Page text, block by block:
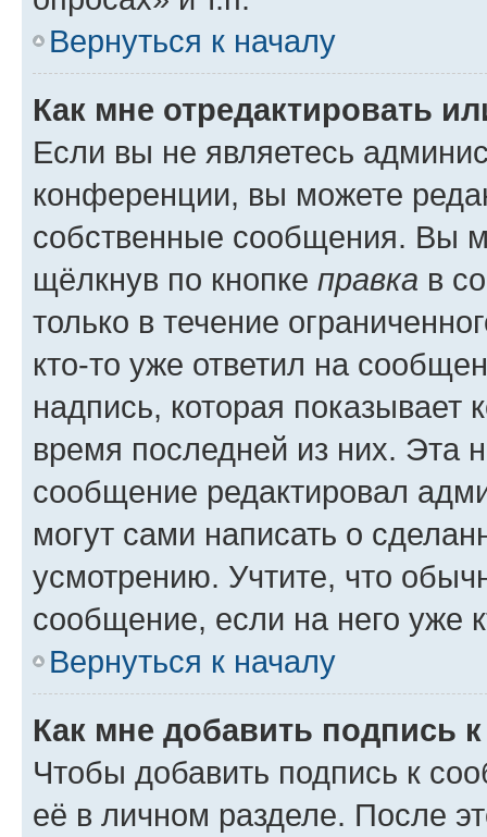
Вернуться к началу
Как мне отредактировать
Если вы не являетесь
конференции, вы можете
собственные сообщения. Вы
щёлкнув по кнопке правка в
только в течение
кто-то уже ответил на
надпись, которая показывает
время последней из них. Эта
сообщение редактировал
могут сами написать о
усмотрению. Учтите, что
сообщение, если на него уже
Вернуться к началу
Как мне добавить подпись
Чтобы добавить подпись к
её в личном разделе. После